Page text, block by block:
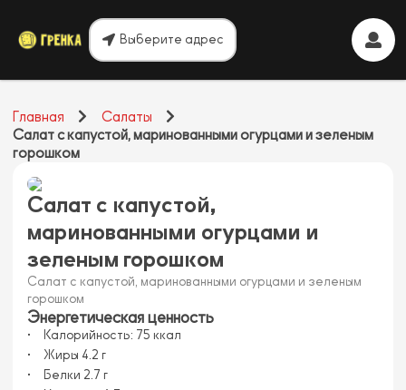
Выберите адрес
Главная
Салаты
Салат с капустой, маринованными огурцами и зеленым
горошком
Салат с капустой,
маринованными огурцами и
зеленым горошком
Салат с капустой, маринованными огурцами и зеленым
горошком
Энергетическая ценность
Калорийность: 75 ккал
Жиры 4.2 г
Белки 2.7 г